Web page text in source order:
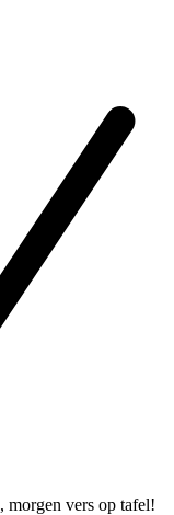
, morgen vers op tafel!